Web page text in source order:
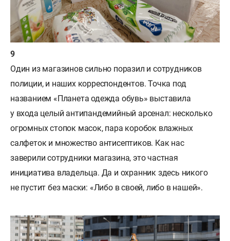
Один из магазинов сильно поразил и сотрудников
полиции, и наших корреспондентов. Точка под
названием «Планета одежда обувь» выставила
у входа целый антипандемийный арсенал: несколько
огромных стопок масок, пара коробок влажных
салфеток и множество антисептиков. Как нас
заверили сотрудники магазина, это частная
инициатива владельца. Да и охранник здесь никого
не пустит без маски: «Либо в своей, либо в нашей».